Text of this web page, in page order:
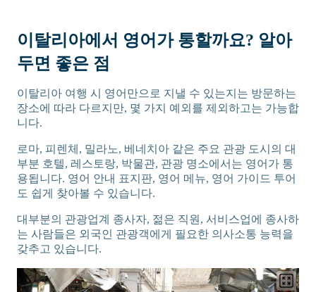
이탈리아에서 영어가 통할까요? 알아
두면 좋은 점
이탈리아 여행 시 영어만으로 지낼 수 있는지는 방문하는
장소에 따라 다르지만, 몇 가지 예외를 제외하고는 가능합
니다.
로마, 피렌체, 밀라노, 베네치아 같은 주요 관광 도시의 대
부분 호텔, 레스토랑, 박물관, 관광 명소에서는 영어가 통
용됩니다. 영어 안내 표지판, 영어 메뉴, 영어 가이드 투어
도 쉽게 찾아볼 수 있습니다.
대부분의 관광업계 종사자, 젊은 직원, 서비스업에 종사하
는 사람들은 외국인 관광객에게 필요한 의사소통 능력을
갖추고 있습니다.